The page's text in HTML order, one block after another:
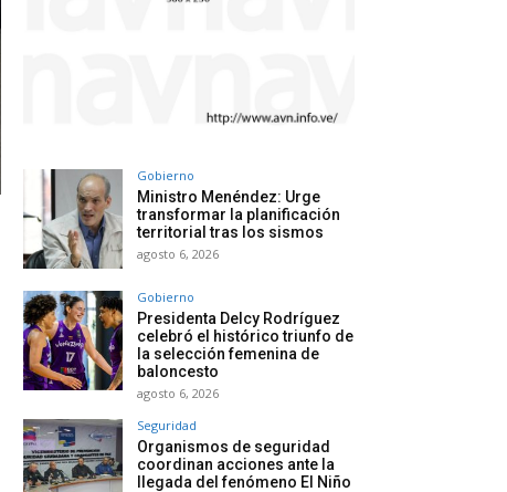
Gobierno
Ministro Menéndez: Urge
transformar la planificación
territorial tras los sismos
agosto 6, 2026
Gobierno
Presidenta Delcy Rodríguez
celebró el histórico triunfo de
la selección femenina de
baloncesto
agosto 6, 2026
Seguridad
Organismos de seguridad
coordinan acciones ante la
llegada del fenómeno El Niño